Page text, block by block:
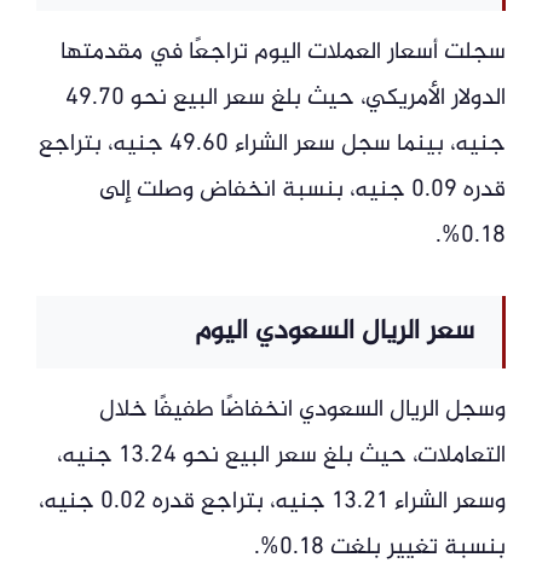
سجلت أسعار العملات اليوم تراجعًا في مقدمتها
الدولار الأمريكي، حيث بلغ سعر البيع نحو 49.70
جنيه، بينما سجل سعر الشراء 49.60 جنيه، بتراجع
قدره 0.09 جنيه، بنسبة انخفاض وصلت إلى
0.18%.
سعر الريال السعودي اليوم
وسجل الريال السعودي انخفاضًا طفيفًا خلال
التعاملات، حيث بلغ سعر البيع نحو 13.24 جنيه،
وسعر الشراء 13.21 جنيه، بتراجع قدره 0.02 جنيه،
بنسبة تغيير بلغت 0.18%.